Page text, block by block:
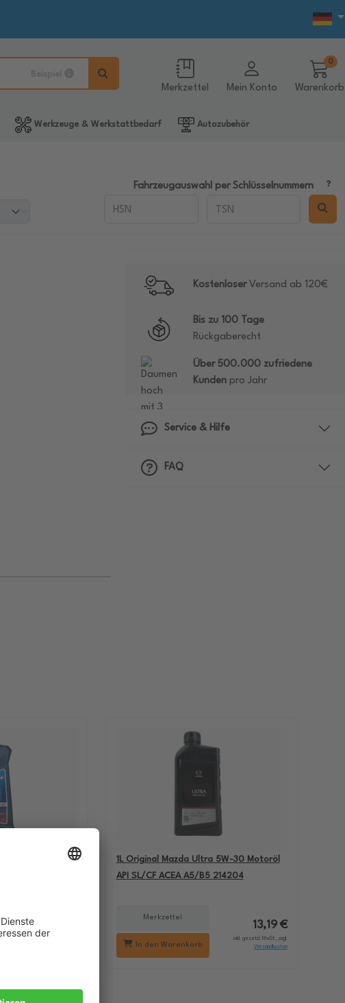
Merkzettel Mein Konto Warenkorb
0
Werkzeuge & Werkstattbedarf Autozubehör
Fahrzeugauswahl per Schlüsselnummern
KostenloserVersand ab 120€
Bis zu 100 Tage
Rückgaberecht
Über 500.000 zufriedene
Kundenpro Jahr
Service & Hilfe
FAQ
inkl. gesetzl. MwSt., zzgl.
1L Original Mazda Ultra 5W-30 Motoröl
API SL/CF ACEA A5/B5 214204
Merkzettel
In den Warenkorb
13,19 €
inkl. gesetzl. MwSt., zzgl.
Versandkosten